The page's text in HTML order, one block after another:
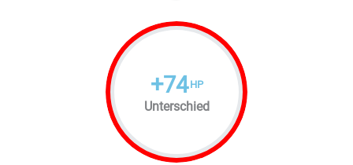
+74 HP
Unterschied